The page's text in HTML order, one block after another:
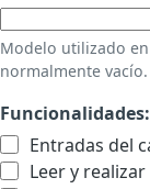
Modelo utilizado
normalmente vacío.
Funcionalidades:
Entradas del
Leer y